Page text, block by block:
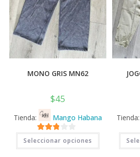
MONO GRIS MN62
$45
Tienda: Mango Habana
2.71
de 5
Seleccionar opciones
Este
producto
tiene
Tienda: